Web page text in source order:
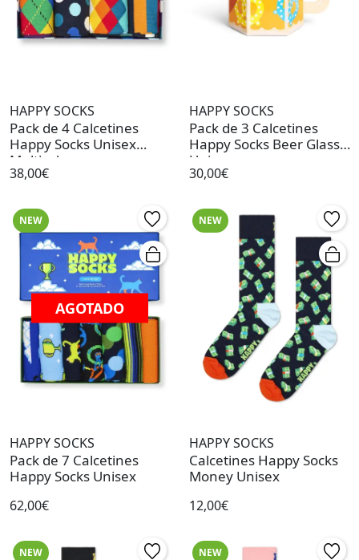
HAPPY SOCKS
Pack de 4 Calcetines
Happy Socks Unisex
Multicolor
38,00€
HAPPY SOCKS
Pack de 3 Calcetines
Happy Socks Beer Glass
Unisex
30,00€
NEW
AGOTADO
HAPPY SOCKS
Pack de 7 Calcetines
Happy Socks Unisex
62,00€
NEW
HAPPY SOCKS
Calcetines Happy Socks
Money Unisex
12,00€
NEW NEW